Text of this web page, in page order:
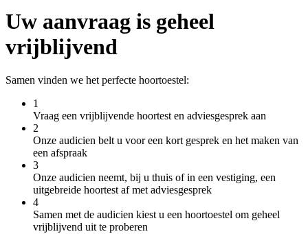
Uw aanvraag is geheel
vrijblijvend
Samen vinden we het perfecte hoortoestel:
1
Vraag een vrijblijvende hoortest en adviesgesprek aan
2
Onze audicien belt u voor een kort gesprek en het maken van
een afspraak
3
Onze audicien neemt, bij u thuis of in een vestiging, een
uitgebreide hoortest af met adviesgesprek
4
Samen met de audicien kiest u een hoortoestel om geheel
vrijblijvend uit te proberen